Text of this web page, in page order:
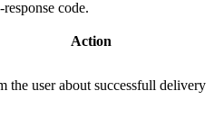
code.
Action
the user about successfull delivery